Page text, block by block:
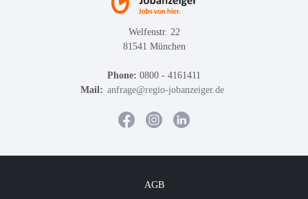
Welfenstr. 22
81541 München
Phone: 0800 - 4161411
Mail: anfrage@regio-jobanzeiger.de
AGB